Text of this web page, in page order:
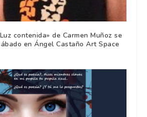
contenida» de Carmen Muñoz se
en Ángel Castaño Art Space